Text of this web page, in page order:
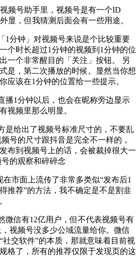
频号助手里，视频号是有一个ID
显，但我猜测后面会有一些用途。
1分钟」对视频号来说是个比较重要
个时长超过1分钟的视频到1分钟的位
一个非常醒目的「关注」按钮。 另
是，第二次播放的时候。显然当你想
应该在1分钟的位置给一些提示。
播1分钟以后，也会在昵称旁边显示
视频里那么明显。
是给出了视频号标准尺寸的，不要乱
号的尺寸跟抖音是完全不一样的，
布到视频号上的话，会被裁掉很大一
市面上流传了非常多类似“发布后1
推荐”的方法，我不确定是不是割韭
微信有12亿用户，但不代表视频号有
视频号没多少公域流量给你。微信
社交软件”的本质，那就意味着目前视
格了，所有的推荐仅限于发现页的这